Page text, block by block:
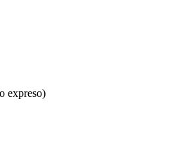
expreso)